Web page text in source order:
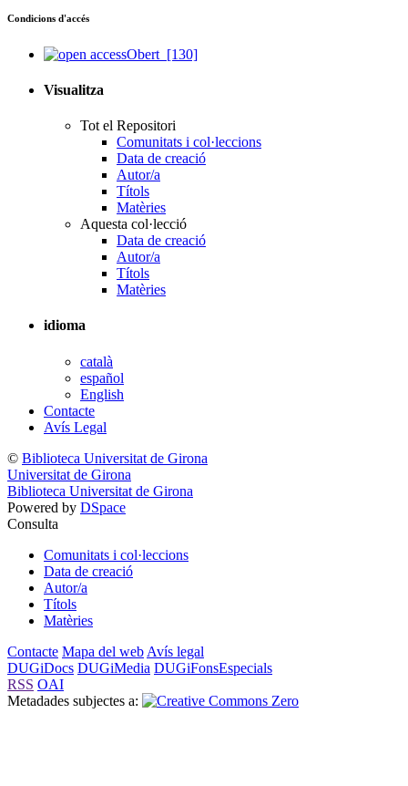
Condicions d'accés
Obert [130]
Visualitza
Tot el Repositori
Comunitats i col·leccions
Data de creació
Autor/a
Títols
Matèries
Aquesta col·lecció
Data de creació
Autor/a
Títols
Matèries
idioma
català
español
English
Contacte
Avís Legal
© Biblioteca Universitat de Girona
Universitat de Girona
Biblioteca Universitat de Girona
Powered by DSpace
Consulta
Comunitats i col·leccions
Data de creació
Autor/a
Títols
Matèries
Contacte Mapa del web Avís legal
DUGiDocs DUGiMedia DUGiFonsEspecials
RSS OAI
Metadades subjectes a: